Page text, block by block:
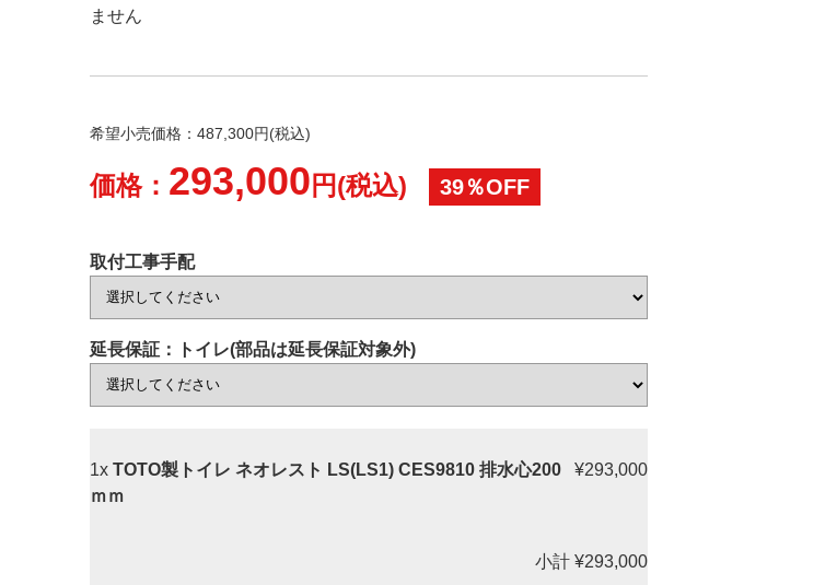
ません
希望小売価格：487,300円(税込)
価格： 293,000 円(税込) 39％OFF
取付工事手配
延長保証：トイレ(部品は延長保証対象外)
1x TOTO製トイレ ネオレスト LS(LS1) CES9810 排水心200
ｍｍ
¥293,000
小計 ¥293,000